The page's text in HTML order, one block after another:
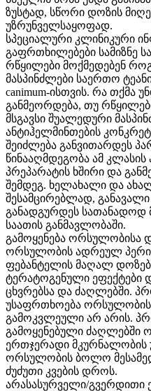
ზუსტად, სწორი დოზის
უზრუნველსაყოფად.
სპეციალური კლინიკური
გაფრთხილებები სამიზნე
რწყილები მოქმედებენ
მასპინძლები საერთო
canimum-ისთვის. რა თქმა
განმეორდება, თუ
მსგავსი შუალედური
ანტიჰელმინთების
შეიძლება განვითარდეს
წინააღმდეგობა ამ
პრეპარატის ხშირი და
შემდეგ. ხელახალი და
შესამცირებლად,
განადგურდეს სათანადოდ
საათის განმავლობაში.
გამოყენება ორსულობისა
ორსულობის ადრეულ
ფებანტელის მაღალ
ტერატოგენული ეფექტები
ცხვრებსა და ძაღლებში.
უსაფრთხოება ორსულობის
გამოკვლეული არ არის.
გამოყენებული ძაღლებში
ერთჯერადი
ორსულობის ბოლო
ძუძუთი კვების დროს.
არასასურველი/გვერდითი